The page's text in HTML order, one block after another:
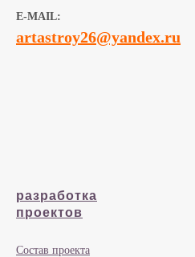
E-MAIL:
artastroy26@yandex.ru
разработка
проектов
Состав проекта